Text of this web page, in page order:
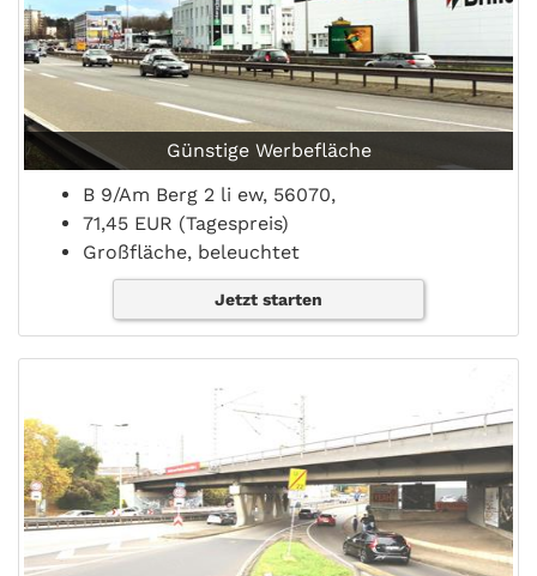
Günstige Werbefläche
B 9/Am Berg 2 li ew, 56070,
71,45 EUR (Tagespreis)
Großfläche, beleuchtet
Jetzt starten